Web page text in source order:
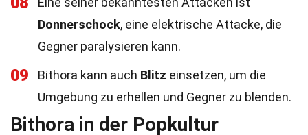
Donnerschock, eine elektrische Attacke, die
Gegner paralysieren kann.
09 Bithora kann auch Blitz einsetzen, um die
Umgebung zu erhellen und Gegner zu blenden.
Bithora in der Popkultur